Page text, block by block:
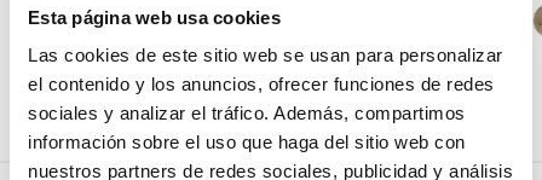
Esta página web usa cookies
Las cookies de este sitio web se usan para personalizar
el contenido y los anuncios, ofrecer funciones de redes
sociales y analizar el tráfico. Además, compartimos
información sobre el uso que haga del sitio web con
nuestros partners de redes sociales, publicidad y análisis